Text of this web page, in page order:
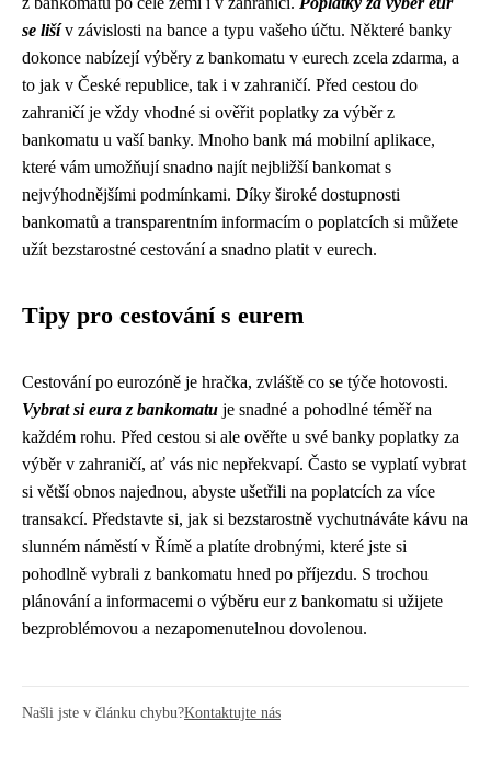
se lišív závislosti na bance a typu vašeho účtu. Některé banky
dokonce nabízejí výběry z bankomatu v eurech zcela zdarma, a
to jak v České republice, tak i v zahraničí. Před cestou do
zahraničí je vždy vhodné si ověřit poplatky za výběr z
bankomatu u vaší banky. Mnoho bank má mobilní aplikace,
které vám umožňují snadno najít nejbližší bankomat s
nejvýhodnějšími podmínkami. Díky široké dostupnosti
bankomatů a transparentním informacím o poplatcích si můžete
užít bezstarostné cestování a snadno platit v eurech.
Tipy pro cestování s eurem
Cestování po eurozóně je hračka, zvláště co se týče hotovosti.
Vybrat si eura z bankomatu je snadné a pohodlné téměř na
každém rohu. Před cestou si ale ověřte u své banky poplatky za
výběr v zahraničí, ať vás nic nepřekvapí. Často se vyplatí vybrat
si větší obnos najednou, abyste ušetřili na poplatcích za více
transakcí. Představte si, jak si bezstarostně vychutnáváte kávu na
slunném náměstí v Římě a platíte drobnými, které jste si
pohodlně vybrali z bankomatu hned po příjezdu. S trochou
plánování a informacemi o výběru eur z bankomatu si užijete
bezproblémovou a nezapomenutelnou dovolenou.
Našli jste v článku chybu?Kontaktujte nás